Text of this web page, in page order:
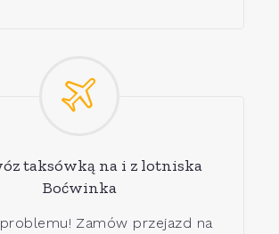
taksówką na i z lotniska
Boćwinka
Zamów przejazd na